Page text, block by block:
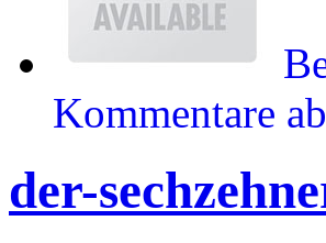
Kommentare
der-